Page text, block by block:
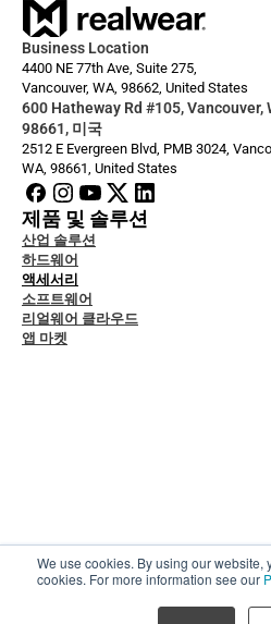
We use cookies. By using our website,
cookies. For more information see our
Business Location
4400 NE 77th Ave, Suite 275,
Vancouver, WA, 98662, United States
600 Hatheway Rd #105, Vancouver,
98661, 미국
2512 E Evergreen Blvd, PMB 3024,
WA, 98661, United States
제품 및 솔루션
산업 솔루션
하드웨어
액세서리
소프트웨어
리얼웨어 클라우드
앱 마켓
관하여